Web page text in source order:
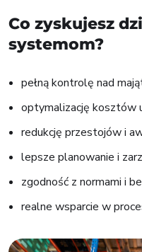
Co zyskujesz
systemom?
pełną kontrolę nad
optymalizację kosztów
redukcję przestojów i
lepsze planowanie i
zgodność z normami i
realne wsparcie w